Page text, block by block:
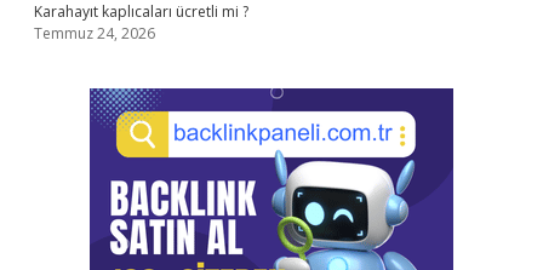
Karahayıt kaplıcaları ücretli mi ?
Temmuz 24, 2026